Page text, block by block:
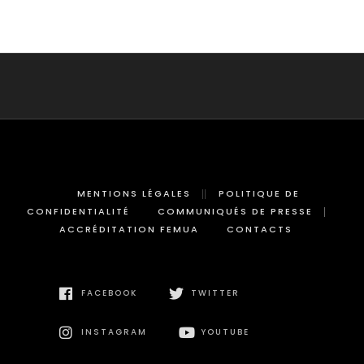
MENTIONS LÉGALES
POLITIQUE DE
CONFIDENTIALITÉ
COMMUNIQUÉS DE PRESSE
ACCRÉDITATION FEMUA
CONTACTS
FACEBOOK TWITTER
INSTAGRAM YOUTUBE